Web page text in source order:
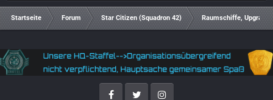
Startseite Forum Star Citizen (Squadron 42) Raumschiffe,